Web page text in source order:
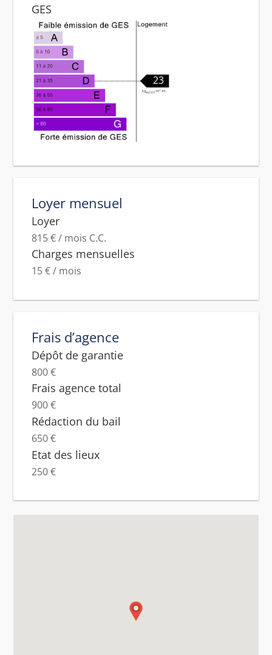
GES
23
Loyer mensuel
Loyer
815 € / mois C.C.
Charges mensuelles
15 € / mois
Frais d’agence
Dépôt de garantie
800 €
Frais agence total
900 €
Rédaction du bail
650 €
Etat des lieux
250 €